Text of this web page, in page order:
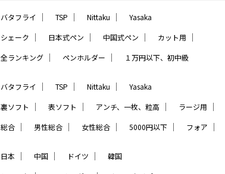
バタフライ ｜ TSP ｜ Nittaku ｜ Yasaka
シェーク ｜ 日本式ペン ｜ 中国式ペン ｜ カット用 ｜
全ランキング ｜ ペンホルダー ｜ １万円以下、初中級
バタフライ ｜ TSP ｜ Nittaku ｜ Yasaka
裏ソフト ｜ 表ソフト ｜ アンチ、一枚、粒高 ｜ ラージ用 ｜
総合 ｜ 男性総合 ｜ 女性総合 ｜ 5000円以下 ｜ フォア ｜
日本 ｜ 中国 ｜ ドイツ ｜ 韓国